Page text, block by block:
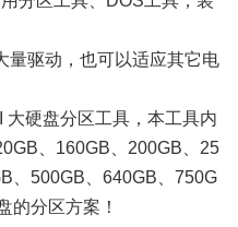
量驱动，也可以适应其它电
大硬盘分区工具，本工具内
、160GB、200GB、25
、500GB、640GB、750G
的分区方案！